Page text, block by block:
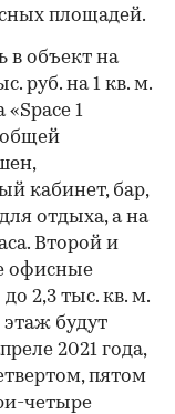
площадей.
в объект на
руб. на 1 кв. м.
1
общей
кабинет, бар,
отдыха, а на
Второй и
офисные
2,3 тыс. кв. м.
будут
2021 года,
пятом
четыре